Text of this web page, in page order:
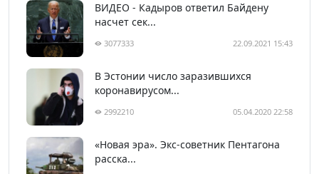
ВИДЕО - Кадыров ответил Байдену
насчет сек...
3077333 22.09.2021 15:43
В Эстонии число заразившихся
коронавирусом...
2992210 05.04.2020 22:58
«Новая эра». Экс-советник Пентагона
расска...